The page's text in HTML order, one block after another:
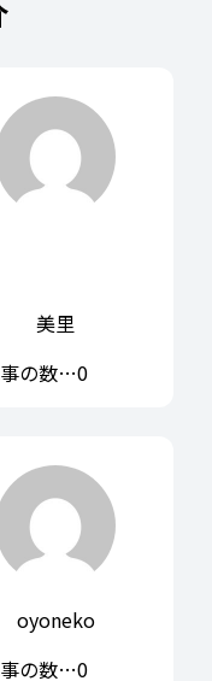
美里
の数…0
oyoneko
の数…0